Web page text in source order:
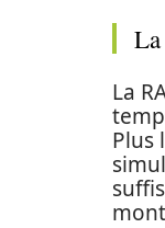
La
Plus